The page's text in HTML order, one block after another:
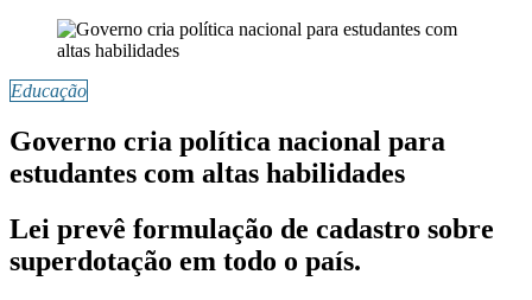
Educação
Governo cria política nacional para
estudantes com altas habilidades
Lei prevê formulação de cadastro sobre
superdotação em todo o país.